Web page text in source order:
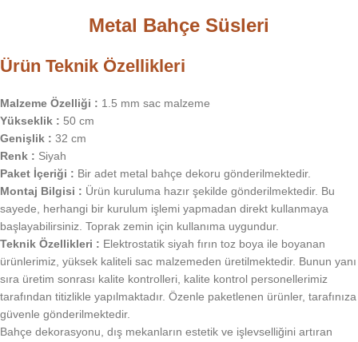
Metal Bahçe Süsleri
Ürün Teknik Özellikleri
Malzeme Özelliği : 1.5 mm sac malzeme
Yükseklik : 50 cm
Genişlik : 32 cm
Renk : Siyah
Paket İçeriği : Bir adet metal bahçe dekoru gönderilmektedir.
Montaj Bilgisi : Ürün kuruluma hazır şekilde gönderilmektedir. Bu
sayede, herhangi bir kurulum işlemi yapmadan direkt kullanmaya
başlayabilirsiniz. Toprak zemin için kullanıma uygundur.
Teknik Özellikleri : Elektrostatik siyah fırın toz boya ile boyanan
ürünlerimiz, yüksek kaliteli sac malzemeden üretilmektedir. Bunun yanı
sıra üretim sonrası kalite kontrolleri, kalite kontrol personellerimiz
tarafından titizlikle yapılmaktadır. Özenle paketlenen ürünler, tarafınıza
güvenle gönderilmektedir.
Bahçe dekorasyonu, dış mekanların estetik ve işlevselliğini artıran